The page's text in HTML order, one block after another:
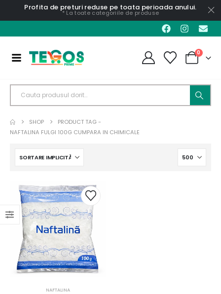
Profita de preturi reduse pe toata perioada anului.
* La toate categoriile de produse
0
SHOP
PRODUCT TAG -
NAFTALINA FULGI 100G CUMPARA IN CHIMICALE
NAFTALINA